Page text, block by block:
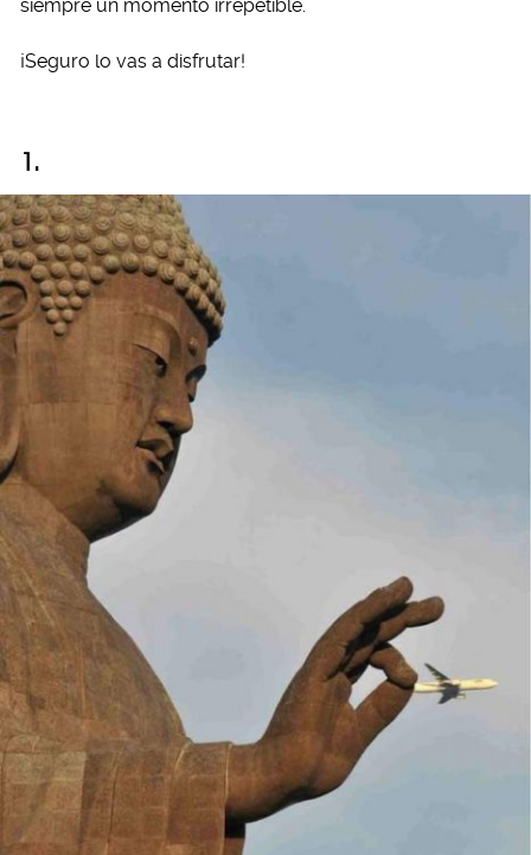
siempre un momento irrepetible.
¡Seguro lo vas a disfrutar!
1.